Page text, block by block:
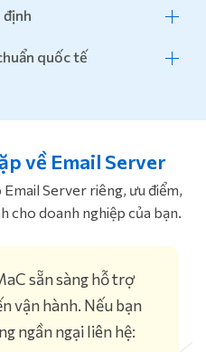
định
quốc tế
về Email Server
Server riêng, ưu điểm,
cho doanh nghiệp của bạn.
sẵn sàng hỗ trợ
vận hành. Nếu bạn
ngần ngại liên hệ: